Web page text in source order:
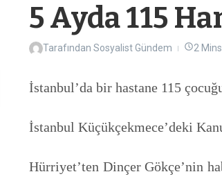
5 Ayda 115
Tarafından Sosyalist Gündem 2
İstanbul’da bir hastane 115
İstanbul Küçükçekmece’deki
Hürriyet’ten Dinçer Gökçe’nin